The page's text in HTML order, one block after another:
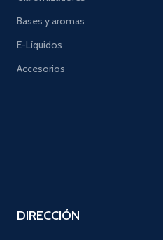
Bases y aromas
E-Líquidos
Accesorios
DIRECCIÓN